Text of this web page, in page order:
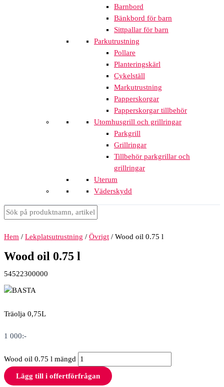
Barnbord
Bänkbord för barn
Sittpallar för barn
Parkutrustning
Pollare
Planteringskärl
Cykelställ
Markutrustning
Papperskorgar
Papperskorgar tillbehör
Utomhusgrill och grillringar
Parkgrill
Grillringar
Tillbehör parkgrillar och
grillringar
Uterum
Väderskydd
Hem / Lekplatsutrustning / Övrigt / Wood oil 0.75 l
Wood oil 0.75 l
54522300000
Träolja 0,75L
1 000:-
Wood oil 0.75 l mängd
Lägg till i offertförfrågan